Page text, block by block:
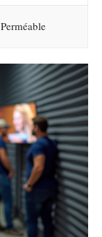
Perméable